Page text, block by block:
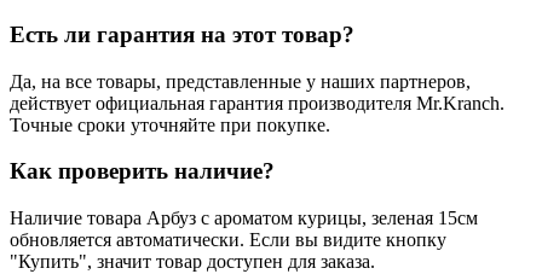
Есть ли гарантия на этот товар?
Да, на все товары, представленные у наших партнеров,
действует официальная гарантия производителя Mr.Kranch.
Точные сроки уточняйте при покупке.
Как проверить наличие?
Наличие товара Арбуз с ароматом курицы, зеленая 15см
обновляется автоматически. Если вы видите кнопку
"Купить", значит товар доступен для заказа.